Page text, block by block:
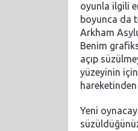
oyunla ilgili
boyunca da
Arkham
Benim
açıp
yüzeyinin
Yeni